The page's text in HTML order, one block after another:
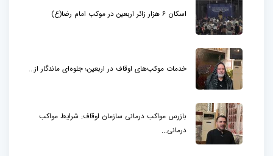
اسکان ۶ هزار زائر اربعین در موکب امام رضا(ع)
خدمات موکب‌های اوقاف در اربعین؛ جلوه‌ای ماندگار از...
بازرس مواکب درمانی سازمان اوقاف: شرایط مواکب
درمانی...